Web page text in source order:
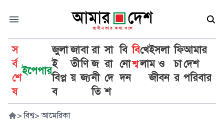
স
র্ব
শে
ষ
ইপেপার
জুলা
ই
বিপ্ল
ব
জা
তী
য়
বা
ণি
জ্য
রা
জ
নী
তি
সা
রা
দে
শ
বি
নো
দন
বি
শ্ব
খে
লা
ইসলা
ম ও
জীবন
ফি
চা
র
আমার
দেশ
পরিবার
> বিশ্ব> আমেরিকা